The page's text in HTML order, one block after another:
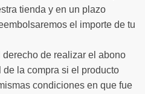
tienda y en un plazo
el importe de tu
de realizar el abono
la compra si el producto
condiciones en que fue